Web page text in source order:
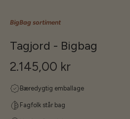
BigBag sortiment
Tagjord - Bigbag
2.145,00 kr
Bæredygtig emballage
Fagfolk står bag